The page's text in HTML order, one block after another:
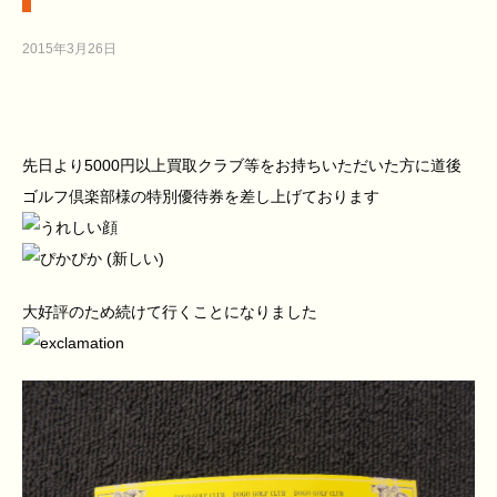
2015年3月26日
先日より5000円以上買取クラブ等をお持ちいただいた方に道後
ゴルフ倶楽部様の特別優待券を差し上げております
大好評のため続けて行くことになりました